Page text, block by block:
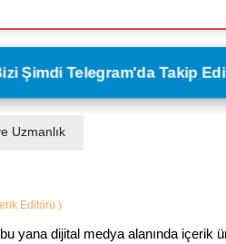
Şimdi Telegram'da Takip
Uzmanlık
Editörü )
yana dijital medya alanında içerik